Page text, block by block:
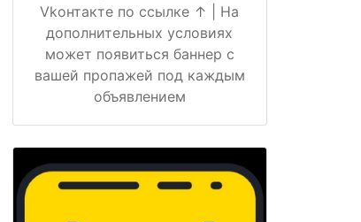
Vkонтакте по ссылке ↑ | На
дополнительных условиях
может появиться баннер с
вашей пропажей под каждым
объявлением